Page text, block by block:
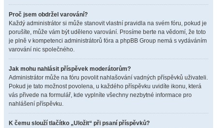
Proč jsem obdržel varování?
Každý administrátor si může stanovit vlastní pravidla na svém fóru, pokud je
porušíte, může vám být uděleno varování. Prosíme berte na vědomí, že toto
je plně v kompetenci administrátorů fóra a phpBB Group nemá s vydáváním
varování nic společného.
Jak mohu nahlásit příspěvek moderátorům?
Administrátor může na fóru povolit nahlašování vadných příspěvků uživateli.
Pokud je tato možnost povolena, u každého příspěvku uvidíte ikonu, která
vás přivede na formulář, kde vyplníte všechny nezbytné informace pro
nahlášení příspěvku.
K čemu slouží tlačítko „Uložit“ při psaní příspěvků?